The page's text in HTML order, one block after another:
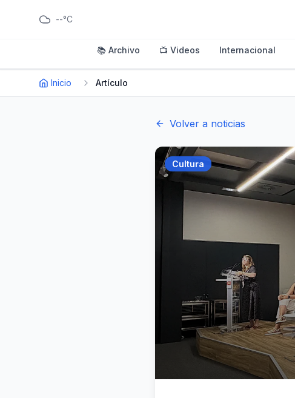
--°C
📚 Archivo 📺 Videos Internacional
Inicio Artículo
Volver a noticias
Cultura